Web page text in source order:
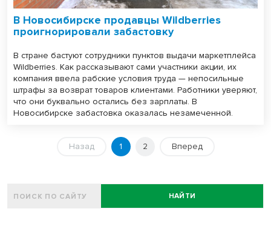
В Новосибирске продавцы Wildberries
проигнорировали забастовку
В стране бастуют сотрудники пунктов выдачи маркетплейса
Wildberries. Как рассказывают сами участники акции, их
компания ввела рабские условия труда — непосильные
штрафы за возврат товаров клиентами. Работники уверяют,
что они буквально остались без зарплаты. В
Новосибирске забастовка оказалась незамеченной.
Назад 1 2 Вперед
НАЙТИ